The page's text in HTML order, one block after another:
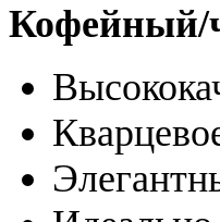
Кофейный/